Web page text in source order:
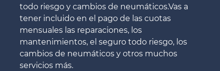
todo riesgo y cambios de neumáticos.Vas a
tener incluido en el pago de las cuotas
mensuales las reparaciones, los
mantenimientos, el seguro todo riesgo, los
cambios de neumáticos y otros muchos
servicios más.